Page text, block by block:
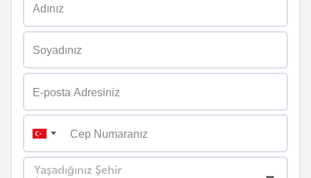
Yaşadığınız Şehir
n
B
u
k
n